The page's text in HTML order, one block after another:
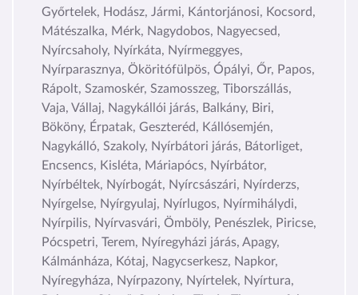
Győrtelek, Hodász, Jármi, Kántorjánosi, Kocsord,
Mátészalka, Mérk, Nagydobos, Nagyecsed,
Nyírcsaholy, Nyírkáta, Nyírmeggyes,
Nyírparasznya, Ököritófülpös, Ópályi, Őr, Papos,
Rápolt, Szamoskér, Szamosszeg, Tiborszállás,
Vaja, Vállaj, Nagykállói járás, Balkány, Biri,
Bököny, Érpatak, Geszteréd, Kállósemjén,
Nagykálló, Szakoly, Nyírbátori járás, Bátorliget,
Encsencs, Kisléta, Máriapócs, Nyírbátor,
Nyírbéltek, Nyírbogát, Nyírcsászári, Nyírderzs,
Nyírgelse, Nyírgyulaj, Nyírlugos, Nyírmihálydi,
Nyírpilis, Nyírvasvári, Ömböly, Penészlek, Piricse,
Pócspetri, Terem, Nyíregyházi járás, Apagy,
Kálmánháza, Kótaj, Nagycserkesz, Napkor,
Nyíregyháza, Nyírpazony, Nyírtelek, Nyírtura,